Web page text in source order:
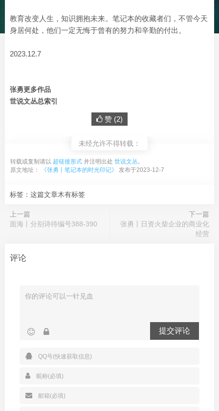
教育改变人生，知识拥抱未来。笔记本的收藏者们，不管今天
身居何处，他们一定无悔于曾有的努力和辛勤的付出。
2023.12.7
张勇更多作品
世说文丛总索引
赞 (2)
未经允许不得转载：
转载或复制请以 超链接形式 并注明出处 世说文丛。
原文地址：
《张勇丨笔记本的时光印记》 发布于2023-12-7
标签：这篇文章木有标签
上一篇
面海丨分别诗待编号388-390
下一篇
张勇丨日资火柴企业的商业化
经营
评论
提交评论